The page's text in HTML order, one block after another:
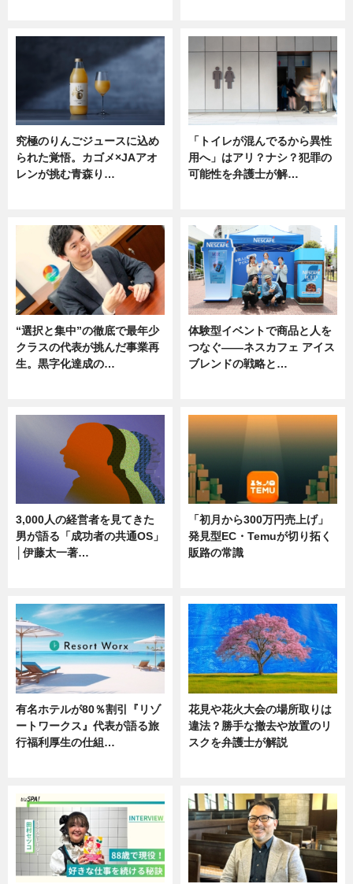
究極のりんごジュースに込め
られた覚悟。カゴメ×JAアオ
レンが挑む青森り…
「トイレが混んでるから異性
用へ」はアリ？ナシ？犯罪の
可能性を弁護士が解…
“選択と集中”の徹底で最年少
クラスの代表が挑んだ事業再
生。黒字化達成の…
体験型イベントで商品と人を
つなぐ――ネスカフェ アイス
ブレンドの戦略と…
3,000人の経営者を見てきた
男が語る「成功者の共通OS」
│伊藤太一著…
「初月から300万円売上げ」
発見型EC・Temuが切り拓く
販路の常識
有名ホテルが80％割引『リゾ
ートワークス』代表が語る旅
行福利厚生の仕組…
花見や花火大会の場所取りは
違法？勝手な撤去や放置のリ
スクを弁護士が解説